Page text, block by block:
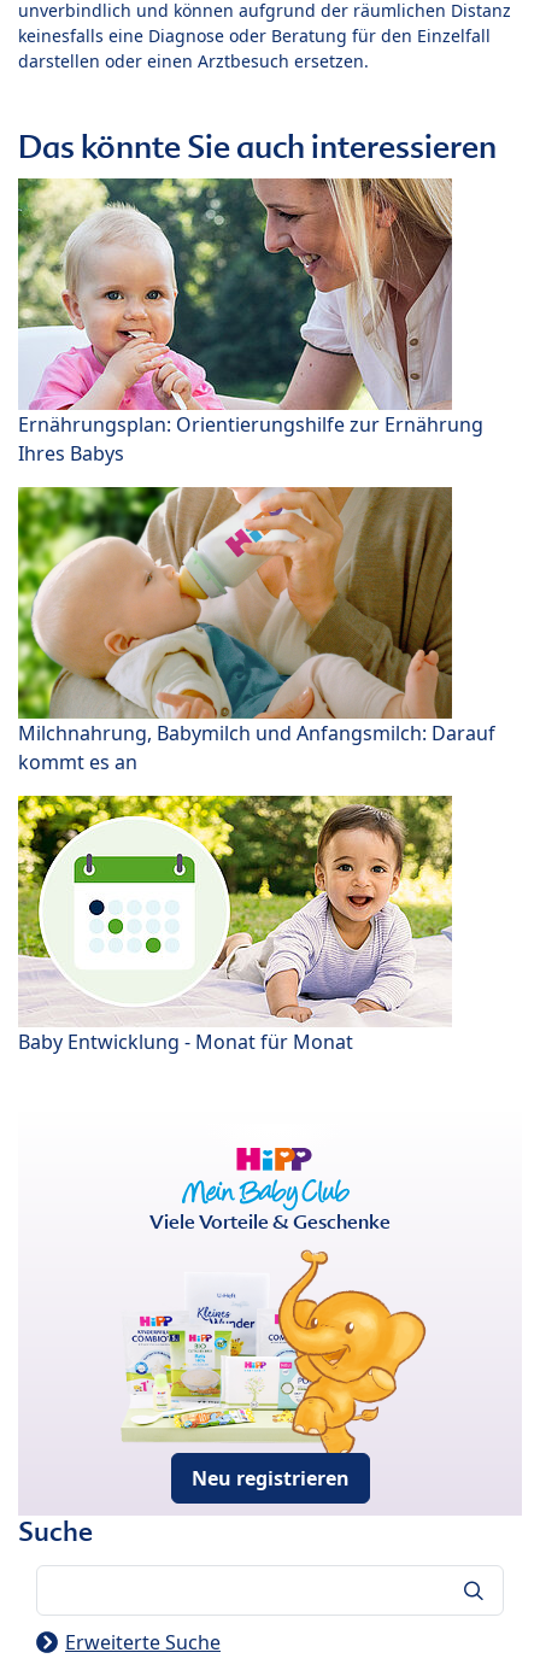
unverbindlich und können aufgrund der räumlichen Distanz
keinesfalls eine Diagnose oder Beratung für den Einzelfall
darstellen oder einen Arztbesuch ersetzen.
Das könnte Sie auch interessieren
Ernährungsplan: Orientierungshilfe zur Ernährung
Ihres Babys
Milchnahrung, Babymilch und Anfangsmilch: Darauf
kommt es an
Baby Entwicklung - Monat für Monat
Viele Vorteile & Geschenke
Neu registrieren
Suche
Erweiterte Suche